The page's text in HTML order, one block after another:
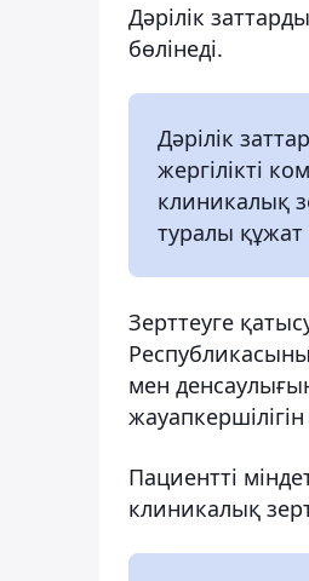
Дәрілік
бөлінеді.
Дәрілік
жергілікті
клиникалық
туралы құжат
Зерттеуге
мен
Пациентті
клиникалық